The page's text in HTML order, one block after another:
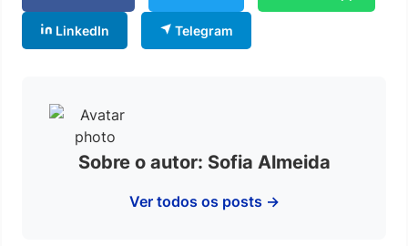
LinkedIn Telegram
Sobre o autor: Sofia Almeida
Ver todos os posts →